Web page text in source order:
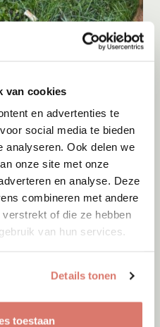
van cookies
en advertenties te
social media te bieden
analyseren. Ook delen we
onze site met onze
en analyse. Deze
combineren met andere
of die ze hebben
van hun services.
Details tonen
toestaan